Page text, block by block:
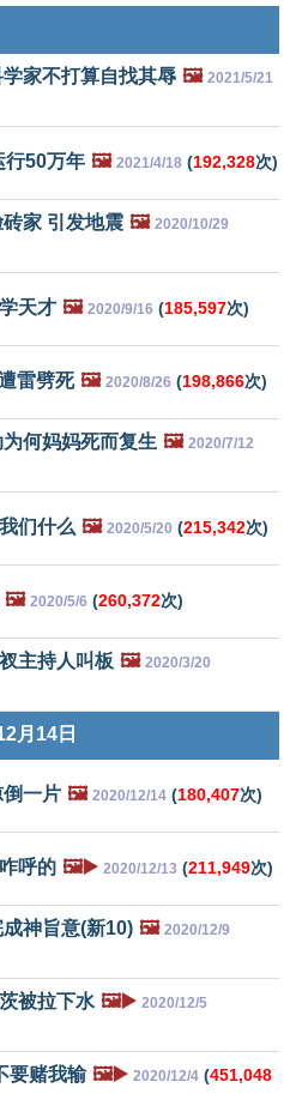
家不打算自找其辱 🖼️ 2021/5/21
行50万年 🖼️ 2021/4/18 (192,328次)
家 引发地震 🖼️ 2020/10/29
天才 🖼️ 2020/9/16 (185,597次)
雷劈死 🖼️ 2020/8/26 (198,866次)
何妈妈死而复生 🖼️ 2020/7/12
们什么 🖼️ 2020/5/20 (215,342次)
🖼️ 2020/5/6 (260,372次)
主持人叫板 🖼️ 2020/3/20
月14日
一片 🖼️ 2020/12/14 (180,407次)
呼的 🖼️▶️ 2020/12/13 (211,949次)
神旨意(新10) 🖼️ 2020/12/9
被拉下水 🖼️▶️ 2020/12/5
要赌我输 🖼️▶️ 2020/12/4 (451,048